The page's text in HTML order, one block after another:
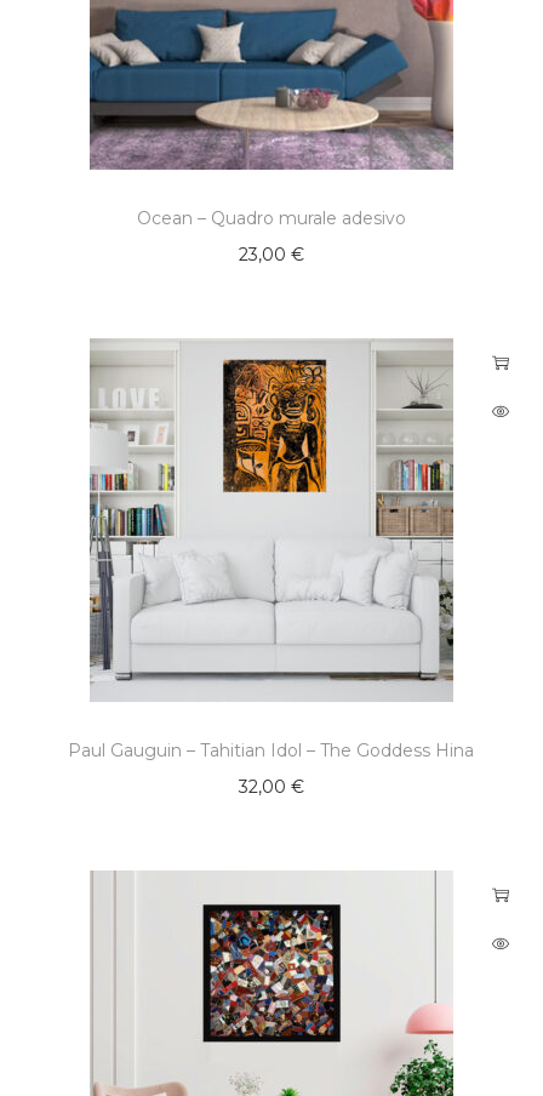
Ocean – Quadro murale adesivo
23,00 €
Paul Gauguin – Tahitian Idol – The Goddess Hina
32,00 €